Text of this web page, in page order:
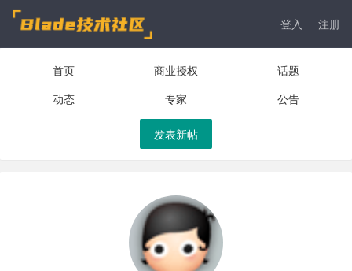
登入 注册
首页 商业授权
话题
动态
专家 公告
发表新帖